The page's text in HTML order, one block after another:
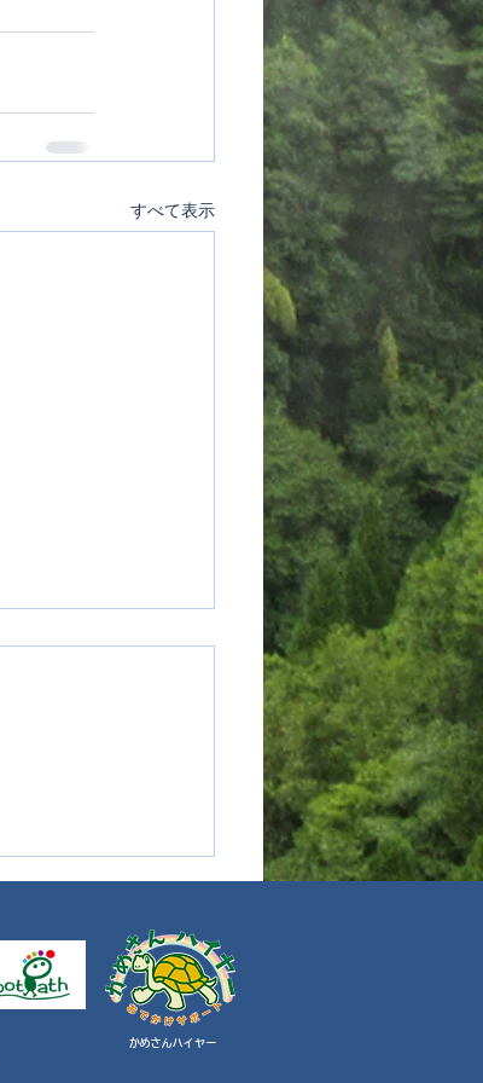
すべて表示
​かめさんハイヤー